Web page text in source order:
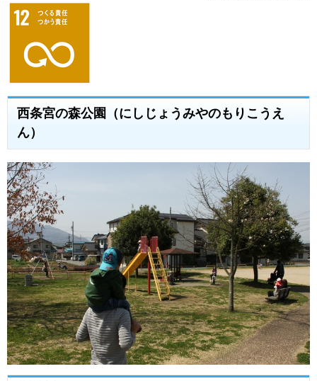
西条宮の森公園（にしじょうみやのもりこうえ
ん）